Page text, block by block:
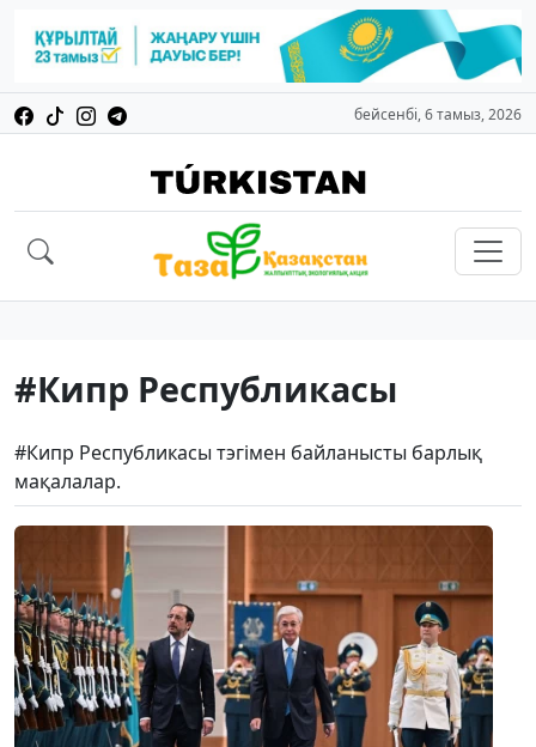
бейсенбі, 6 тамыз, 2026
#Кипр Республикасы
#Кипр Республикасы тэгімен байланысты барлық
мақалалар.